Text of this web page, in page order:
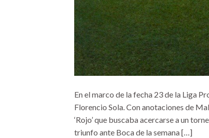
En el marco de la fecha 23 de la Liga
Florencio Sola. Con anotaciones de
‘Rojo’ que buscaba acercarse a un
triunfo ante Boca de la semana […]